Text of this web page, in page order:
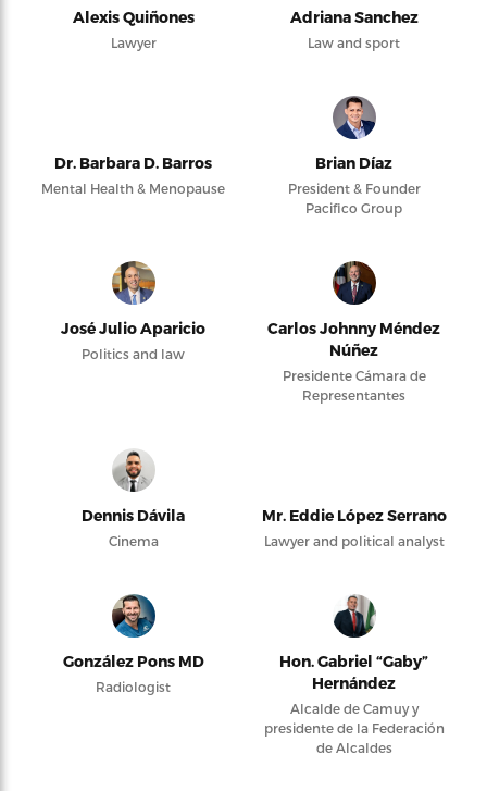
Alexis Quiñones
Lawyer
Adriana Sanchez
Law and sport
Dr. Barbara D. Barros
Mental Health & Menopause
Brian Díaz
President & Founder
Pacifico Group
José Julio Aparicio
Politics and law
Carlos Johnny Méndez
Núñez
Presidente Cámara de
Representantes
Dennis Dávila
Cinema
Mr. Eddie López Serrano
Lawyer and political analyst
González Pons MD
Radiologist
Hon. Gabriel “Gaby”
Hernández
Alcalde de Camuy y
presidente de la Federación
de Alcaldes